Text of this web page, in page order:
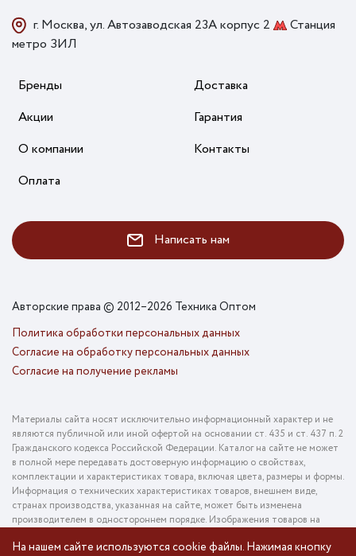
На нашем сайте используются cookie файлы. Нажимая кнопку
г. Москва, ул. Автозаводская 23А корпус 2
Станция
метро ЗИЛ
Бренды
Акции
О компании
Оплата
Доставка
Гарантия
Контакты
Написать нам
Авторские права © 2012–2026 Техника Оптом
Политика обработки персональных данных
Согласие на обработку персональных данных
Согласие на получение рекламы
Материалы сайта носят исключительно информационный характер и не
являются публичной или иной офертой на основании ст. 435 и ст. 437 п. 2
Гражданского кодекса Российской Федерации. Каталог на сайте не может
в полной мере передавать достоверную информацию о свойствах,
комплектации и характеристиках товара, включая цвета, размеры и формы.
Информация о технических характеристиках товаров, внешнем виде,
странах производства, указанная на сайте, может быть изменена
производителем в одностороннем порядке. Изображения товаров на
оригинального товара. Информация о цене товара, указанная в каталоге на